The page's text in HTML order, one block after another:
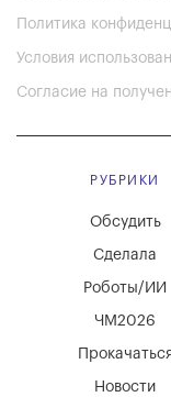
Политика
Условия
Согласие на
РУБРИКИ
Новости
Обсудить
Сделала
Роботы/ИИ
ЧМ2026